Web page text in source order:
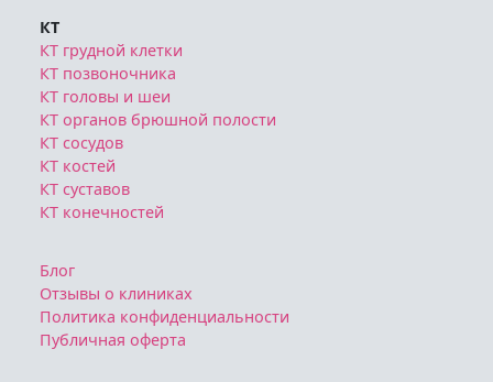
КТ
КТ грудной клетки
КТ позвоночника
КТ головы и шеи
КТ органов брюшной полости
КТ сосудов
КТ костей
КТ суставов
КТ конечностей
Блог
Отзывы о клиниках
Политика конфиденциальности
Публичная оферта